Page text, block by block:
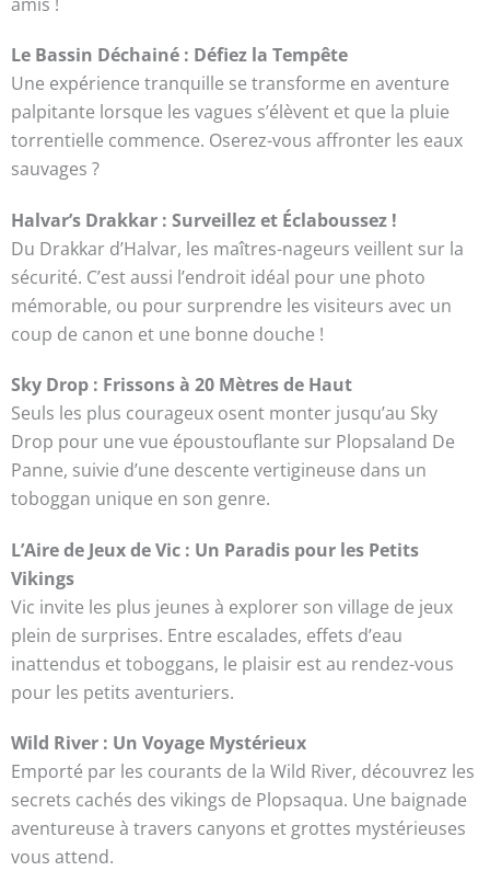
Le Bassin Déchainé : Défiez la Tempête
Une expérience tranquille se transforme en aventure
palpitante lorsque les vagues s’élèvent et que la pluie
torrentielle commence. Oserez-vous affronter les eaux
sauvages ?
Halvar’s Drakkar : Surveillez et Éclaboussez !
Du Drakkar d’Halvar, les maîtres-nageurs veillent sur la
sécurité. C’est aussi l’endroit idéal pour une photo
mémorable, ou pour surprendre les visiteurs avec un
coup de canon et une bonne douche !
Sky Drop : Frissons à 20 Mètres de Haut
Seuls les plus courageux osent monter jusqu’au Sky
Drop pour une vue époustouflante sur Plopsaland De
Panne, suivie d’une descente vertigineuse dans un
toboggan unique en son genre.
L’Aire de Jeux de Vic : Un Paradis pour les Petits
Vikings
Vic invite les plus jeunes à explorer son village de jeux
plein de surprises. Entre escalades, effets d’eau
inattendus et toboggans, le plaisir est au rendez-vous
pour les petits aventuriers.
Wild River : Un Voyage Mystérieux
Emporté par les courants de la Wild River, découvrez les
secrets cachés des vikings de Plopsaqua. Une baignade
aventureuse à travers canyons et grottes mystérieuses
vous attend.